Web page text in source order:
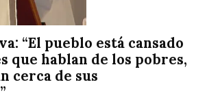
“El pueblo está cansado
que hablan de los pobres,
cerca de sus